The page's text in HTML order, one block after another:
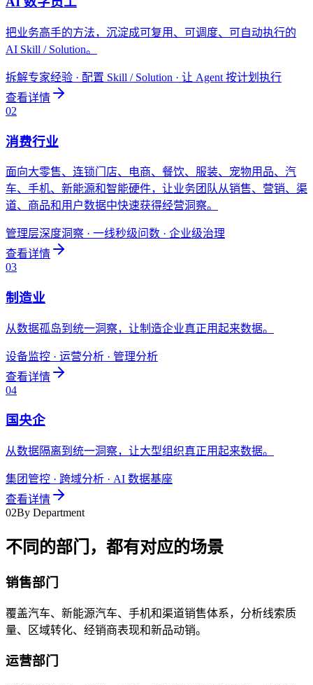
把业务高手的方法，沉淀成可复用、可调度、可自动执行的
AI Skill / Solution。
拆解专家经验 · 配置 Skill / Solution · 让 Agent 按计划执行
查看详情
02
消费行业
面向大零售、连锁门店、电商、餐饮、服装、宠物用品、汽
车、手机、新能源和智能硬件，让业务团队从销售、营销、渠
道、商品和用户数据中快速获得经营洞察。
管理层深度洞察 · 一线秒级问数 · 企业级治理
查看详情
03
制造业
从数据孤岛到统一洞察，让制造企业真正用起来数据。
设备监控 · 运营分析 · 管理分析
查看详情
04
国央企
从数据隔离到统一洞察，让大型组织真正用起来数据。
集团管控 · 跨域分析 · AI 数据基座
查看详情
02By Department
不同的部门，都有对应的场景
销售部门
覆盖汽车、新能源汽车、手机和渠道销售体系，分析线索质
量、区域转化、经销商表现和新品动销。
运营部门